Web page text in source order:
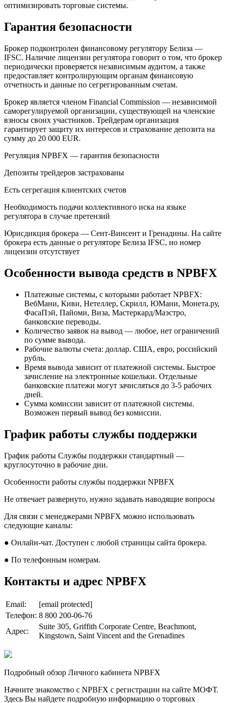
оптимизировать торговые системы.
Гарантия безопасности
Брокер подконтролен финансовому регулятору Белиза —
IFSC. Наличие лицензии регулятора говорит о том, что брокер
периодически проверяется независимым аудитом, а также
предоставляет контролирующим органам финансовую
отчетность и данные по сегрегированным счетам.
Брокер является членом Financial Commission — независимой
саморегулируемой организации, существующей на членские
взносы своих участников. Трейдерам организация
гарантирует защиту их интересов и страхование депозита на
сумму до 20 000 EUR.
Регуляция NPBFX — гарантия безопасности
Депозиты трейдеров застрахованы
Есть сегрегация клиентских счетов
Необходимость подачи коллективного иска на языке
регулятора в случае претензий
Юрисдикция брокера — Сент-Винсент и Гренадины. На сайте
брокера есть данные о регуляторе Белиза IFSC, но номер
лицензии отсутствует
Особенности вывода средств в NPBFX
Платежные системы, с которыми работает NPBFX:
ВебМани, Киви, Нетеллер, Скрилл, ЮМани, Монета.ру,
ФасаПэй, Пайоми, Виза, Мастеркард/Маэстро,
банковские переводы.
Количество заявок на вывод — любое, нет ограничений
по сумме вывода.
Рабочие валюты счета: доллар. США, евро, российский
рубль.
Время вывода зависит от платежной системы. Быстрое
зачисление на электронные кошельки. Отдельные
банковские платежи могут зачисляться до 3-5 рабочих
дней.
Сумма комиссии зависит от платежной системы.
Возможен первый вывод без комиссии.
График работы службы поддержки
График работы Службы поддержки стандартный —
круглосуточно в рабочие дни.
Особенности работы службы поддержки NPBFX
Не отвечает развернуто, нужно задавать наводящие вопросы
Для связи с менеджерами NPBFX можно использовать
следующие каналы:
● Онлайн-чат. Доступен с любой страницы сайта брокера.
● По телефонным номерам.
Контакты и адрес NPBFX
Email:
[email protected]
Телефон: 8 800 200-06-76
Адрес:
Suite 305, Griffith Corporate Centre, Beachmont,
Kingstown, Saint Vincent and the Grenadines
Подробный обзор Личного кабинета NPBFX
Начните знакомство с NPBFX с регистрации на сайте МОФТ.
Здесь Вы найдете подробную информацию о торговых